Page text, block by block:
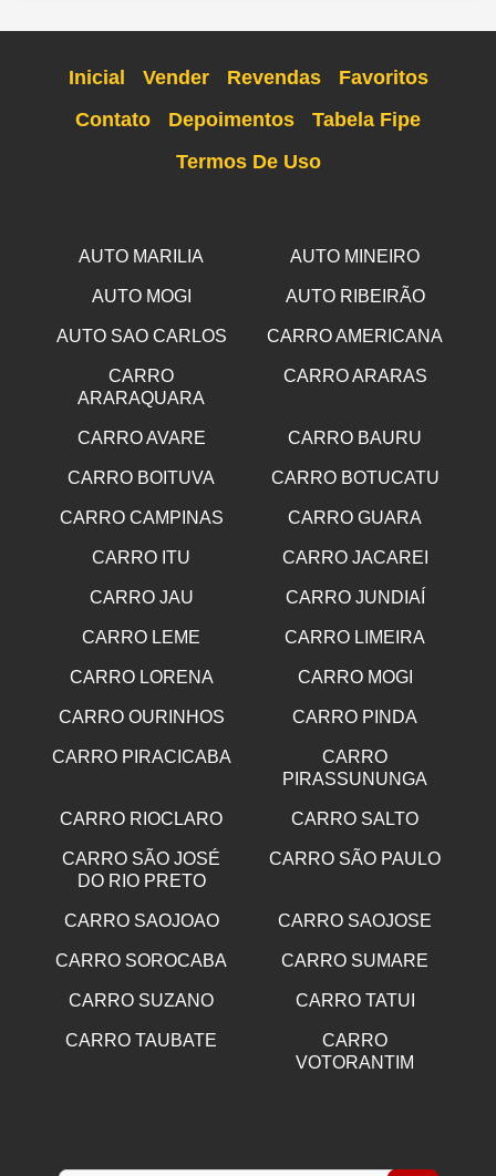
Inicial Vender Revendas
Favoritos
Contato
Depoimentos
Tabela Fipe
Termos De Uso
AUTO MARILIA AUTO MINEIRO
AUTO MOGI AUTO RIBEIRÃO
AUTO SAO CARLOS CARRO AMERICANA
CARRO
ARARAQUARA
CARRO ARARAS
CARRO AVARE CARRO BAURU
CARRO BOITUVA CARRO BOTUCATU
CARRO CAMPINAS CARRO GUARA
CARRO ITU CARRO JACAREI
CARRO JAU CARRO JUNDIAÍ
CARRO LEME CARRO LIMEIRA
CARRO LORENA CARRO MOGI
CARRO OURINHOS CARRO PINDA
CARRO PIRACICABA
CARRO
PIRASSUNUNGA
CARRO RIOCLARO CARRO SALTO
CARRO SÃO JOSÉ
DO RIO PRETO
CARRO SÃO PAULO
CARRO SAOJOAO CARRO SAOJOSE
CARRO SOROCABA CARRO SUMARE
CARRO SUZANO CARRO TATUI
CARRO TAUBATE
CARRO
VOTORANTIM